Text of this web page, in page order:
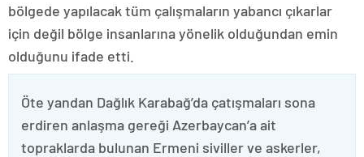
bölgede yapılacak tüm çalışmaların yabancı çıkarlar
için değil bölge insanlarına yönelik olduğundan emin
olduğunu ifade etti.
Öte yandan Dağlık Karabağ’da çatışmaları sona
erdiren anlaşma gereği Azerbaycan’a ait
topraklarda bulunan Ermeni siviller ve askerler,